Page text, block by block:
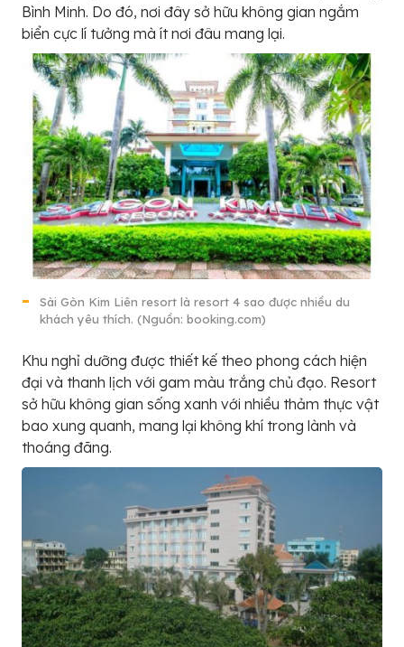
Bình Minh. Do đó, nơi đây sở hữu không gian ngắm
biển cực lí tưởng mà ít nơi đâu mang lại.
Sài Gòn Kim Liên resort là resort 4 sao được nhiều du
khách yêu thích. (Nguồn: booking.com)
Khu nghỉ dưỡng được thiết kế theo phong cách hiện
đại và thanh lịch với gam màu trắng chủ đạo. Resort
sở hữu không gian sống xanh với nhiều thảm thực vật
bao xung quanh, mang lại không khí trong lành và
thoáng đãng.